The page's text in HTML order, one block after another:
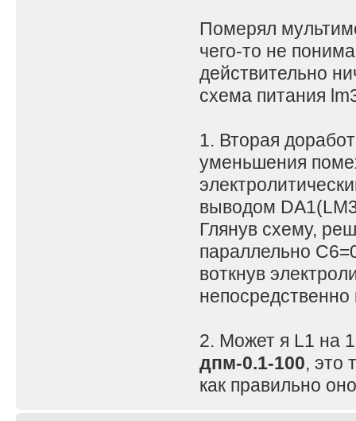
Померял
чего-то не
действительно
схема питания
1. Вторая
уменьшения
выводом
Глянув схему,
параллельно
воткнув
2. Может я L1 на
дпм-0.1-100, это
как правильно